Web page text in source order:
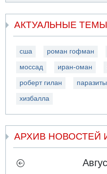
АКТУАЛЬНЫЕ ТЕМЫ
сша роман гофман
моссад иран-оман
роберт гилан паразиты
хизбалла
АРХИВ НОВОСТЕЙ